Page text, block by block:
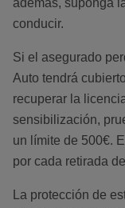
además, suponga
conducir.
Si el asegurado
Auto tendrá
recuperar la
sensibilización,
un límite de 500€.
por cada retirada
La protección de